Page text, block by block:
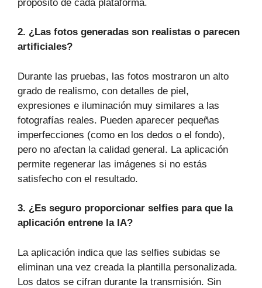
propósito de cada plataforma.
2. ¿Las fotos generadas son realistas o parecen
artificiales?
Durante las pruebas, las fotos mostraron un alto
grado de realismo, con detalles de piel,
expresiones e iluminación muy similares a las
fotografías reales. Pueden aparecer pequeñas
imperfecciones (como en los dedos o el fondo),
pero no afectan la calidad general. La aplicación
permite regenerar las imágenes si no estás
satisfecho con el resultado.
3. ¿Es seguro proporcionar selfies para que la
aplicación entrene la IA?
La aplicación indica que las selfies subidas se
eliminan una vez creada la plantilla personalizada.
Los datos se cifran durante la transmisión. Sin